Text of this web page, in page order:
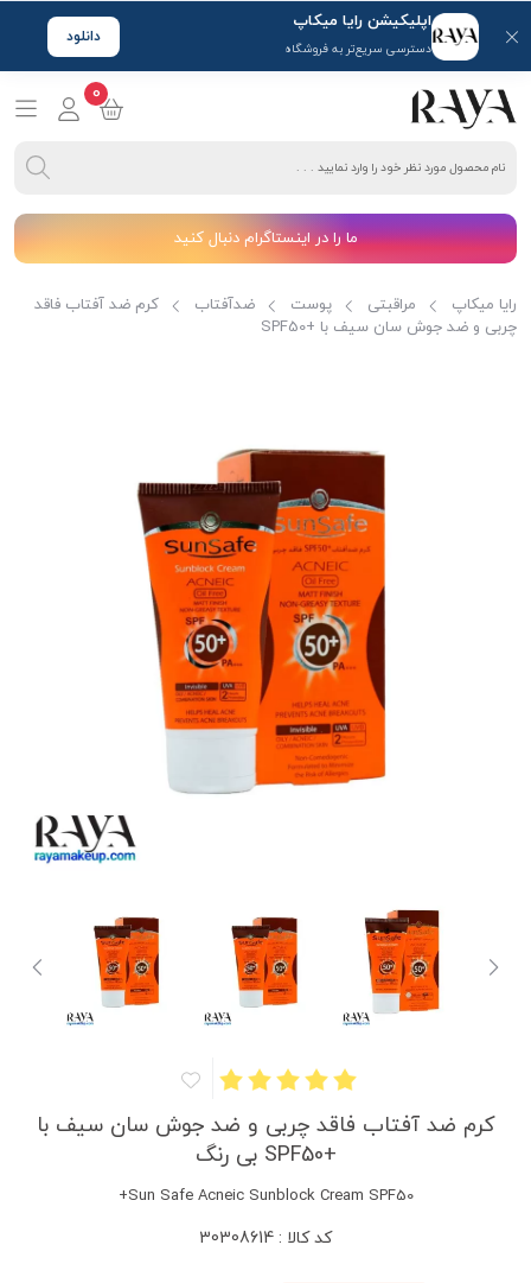
اپلیکیشن رایا میکاپ
دسترسی سریع‌تر به فروشگاه
دانلود
0
ما را در اینستاگرام دنبال کنید
رایا میکاپ مراقبتی پوست ضدآفتاب
کرم ضد آفتاب فاقد
چربی و ضد جوش سان سیف با +SPF50
کرم ضد آفتاب فاقد چربی و ضد جوش سان سیف با
+SPF50 بی رنگ
Sun Safe Acneic Sunblock Cream SPF50+
کد کالا : 30308614